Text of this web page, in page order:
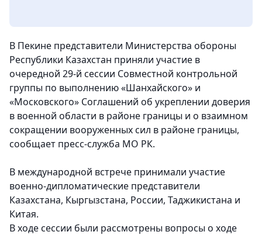
В Пекине представители Министерства обороны
Республики Казахстан приняли участие в
очередной 29-й сессии Совместной контрольной
группы по выполнению «Шанхайского» и
«Московского» Соглашений об укреплении доверия
в военной области в районе границы и о взаимном
сокращении вооруженных сил в районе границы,
сообщает пресс-служба МО РК.
В международной встрече принимали участие
военно-дипломатические представители
Казахстана, Кыргызстана, России, Таджикистана и
Китая.
В ходе сессии были рассмотрены вопросы о ходе